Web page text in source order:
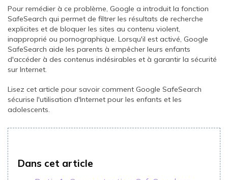
Pour remédier à ce problème, Google a introduit la fonction
SafeSearch qui permet de filtrer les résultats de recherche
explicites et de bloquer les sites au contenu violent,
inapproprié ou pornographique. Lorsqu'il est activé, Google
SafeSearch aide les parents à empêcher leurs enfants
d'accéder à des contenus indésirables et à garantir la sécurité
sur Internet.
Lisez cet article pour savoir comment Google SafeSearch
sécurise l'utilisation d'Internet pour les enfants et les
adolescents.
Dans cet article